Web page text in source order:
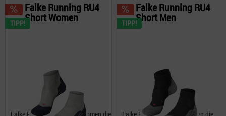
TIPP!
Falke Running RU4
Short Women TIPP!
Falke Running RU4
Short Men